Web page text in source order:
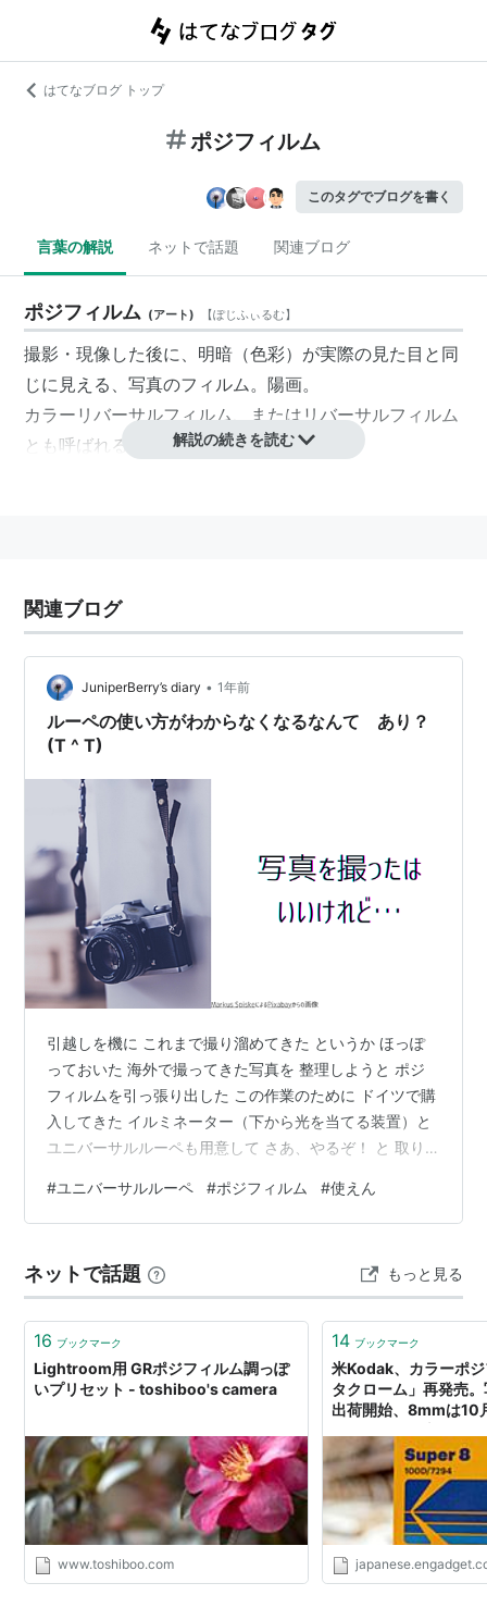
はてなブログ トップ
ポジフィルム
このタグでブログを書く
言葉の解説 ネットで話題 関連ブログ
ポジフィルム (アート) 【ぽじふぃるむ】
撮影・現像した後に、明暗（色彩）が実際の見た目と同
じに見える、写真のフィルム。陽画。
カラー リバーサルフィルム、またはリバーサルフィルム
とも呼ばれる。
ポジフィルムには「〜クローム」という名称が与えられ
る。例：フジクローム・コダクローム
関連語リスト::写真用語
解説の続きを読む
関連ブログ
JuniperBerry’s diary • 1年前
ルーペの使い方がわからなくなるなんて あり？
(T ^ T)
引越しを機に これまで撮り溜めてきた というか ほっぽ
っておいた 海外で撮ってきた写真を 整理しようと ポジ
フィルムを引っ張り出した この作業のために ドイツで購
入してきた イルミネーター（下から光を当てる装置）と
ユニバーサルルーペも用意して さあ、やるぞ！ と 取り
れ ライカのルーペに至っては 使い方を忘れてる ルーペ
のあっちを引っ張り こっちを押して やっと マウント
ィルムを 入れてはみたけれど ぼやーんとして 使い物に
ならない えーん 以前はとっても クリアに見えたのに こ
れじゃ…
#ユニバーサルルーペ #ポジフィルム #使えん
ネットで話題 もっと見る
16 ブックマーク
Lightroom用 GRポジフィルム調っぽ
いプリセット - toshiboo's camera
www.toshiboo.com
14 ブックマーク
米Kodak、カラーポ
タクローム」再発売
出荷開始、8mmは10